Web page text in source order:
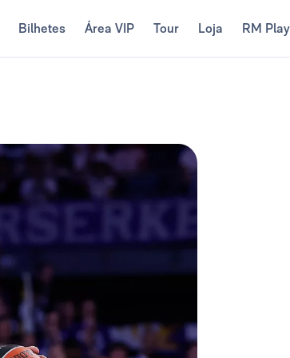
Bilhetes Área VIP Tour Loja RM Play